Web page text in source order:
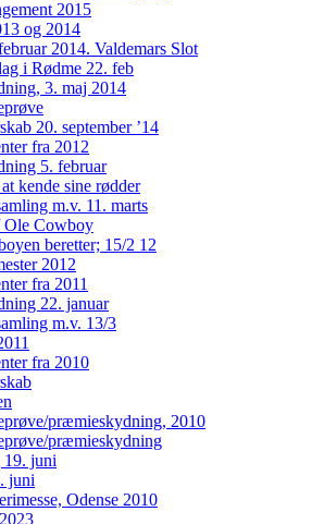
2015
og 2014
2014. Valdemars Slot
i Rødme 22. feb
3. maj 2014
20. september ’14
fra 2012
5. februar
kende sine rødder
m.v. 11. marts
Ole Cowboy
beretter; 15/2 12
2012
fra 2011
22. januar
m.v. 13/3
fra 2010
præmieskydning, 2010
præmieskydning
19. juni
juni
Odense 2010